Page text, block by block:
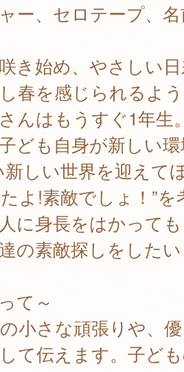
ー、セロテープ、
き始め、やさしい
春を感じられるよ
んはもうすぐ1年生
ども自身が新しい
新しい世界を迎えて
よ!素敵でしょ！”を
に身長をはかって
の素敵探しをした
て～
小さな頑張りや、
て伝えます。子ど